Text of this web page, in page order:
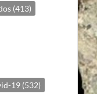
(413)
19 (532)